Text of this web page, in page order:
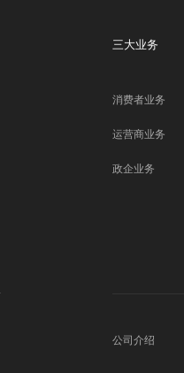
三大业务
消费者业务
运营商业务
政企业务
公司介绍